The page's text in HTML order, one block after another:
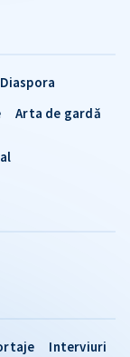
Interviuri
Diaspora
Arta de gardă